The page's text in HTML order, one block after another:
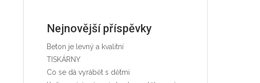
Nejnovější příspěvky
Beton je levný a kvalitní
TISKÁRNY
Co se dá vyrábět s dětmi